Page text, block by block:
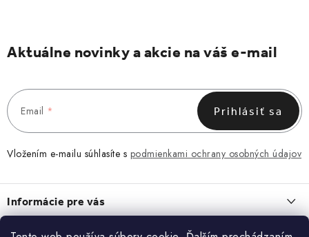
Aktuálne novinky a akcie na váš e-mail
Email
Vložením e-mailu súhlasíte s podmienkami ochrany osobných údajov
Prihlásiť sa
á
pInformácie pre vás